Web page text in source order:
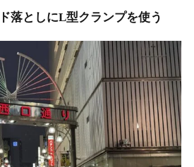
落としにL型クランプを使う